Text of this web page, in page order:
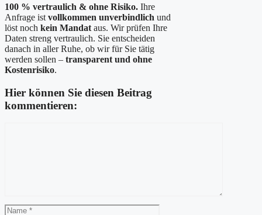
100 % vertraulich & ohne Risiko. Ihre
Anfrage ist vollkommen unverbindlich und
löst noch kein Mandat aus. Wir prüfen Ihre
Daten streng vertraulich. Sie entscheiden
danach in aller Ruhe, ob wir für Sie tätig
werden sollen – transparent und ohne
Kostenrisiko.
Hier können Sie diesen Beitrag
kommentieren:
Name